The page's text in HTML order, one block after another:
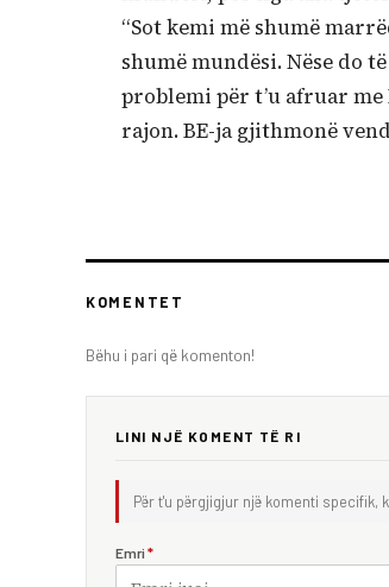
“Sot kemi më shumë
shumë mundësi. Nëse do
problemi për t’u afruar
rajon. BE-ja gjithmonë
KOMENTET
Bëhu i pari që komenton!
LINI NJË KOMENT TË RI
Për t'u përgjigjur një komenti specifik,
Emri *